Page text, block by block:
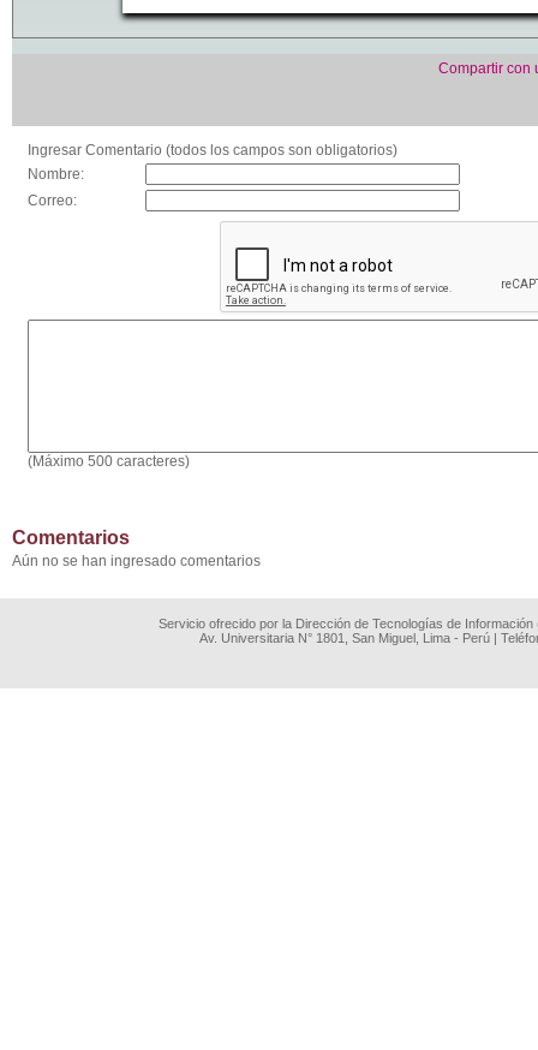
Compartir con
Ingresar Comentario (todos los campos son obligatorios)
Nombre:
Correo:
(Máximo 500 caracteres)
Comentarios
Aún no se han ingresado comentarios
Servicio ofrecido por la Dirección de Tecnologías de
Av. Universitaria N° 1801, San Miguel, Lima - Perú |